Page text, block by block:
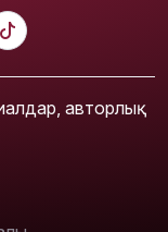
авторлық